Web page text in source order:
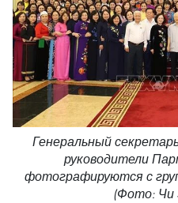
Генеральный
руководители
фотографируются с
(Фото: Чи